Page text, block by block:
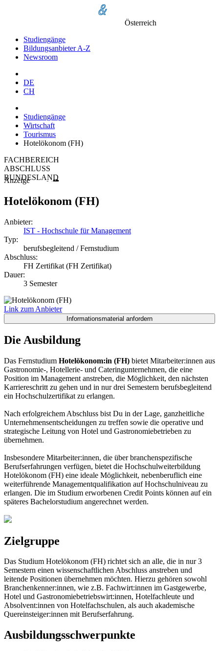
Österreich
Studiengänge
Bildungsanbieter A-Z
Newsroom
DE
CH
Studiengänge
Wirtschaft
Tourismus
Hotelökonom (FH)
FACHBEREICH
ABSCHLUSS
BUNDESLAND
Anzeige
Hotelökonom (FH)
Anbieter:
IST - Hochschule für Management
Typ:
berufsbegleitend / Fernstudium
Abschluss:
FH Zertifikat (FH Zertifikat)
Dauer:
3 Semester
Link zum Anbieter
Die Ausbildung
Das Fernstudium Hotelökonom:in (FH) bietet Mitarbeiter:innen aus
Gastronomie-, Hotellerie- und Cateringunternehmen, die eine
Position im Management anstreben, die Möglichkeit, den nächsten
Karriereschritt zu gehen und in nur drei Semestern berufsbegleitend
ein Hochschulzertifikat zu erlangen.
Nach erfolgreichem Abschluss bist Du in der Lage, ganzheitliche
Unternehmensentscheidungen zu treffen sowie die operative und
strategische Leitung von Hotel und Gastronomiebetrieben zu
übernehmen.
Insbesondere Mitarbeiter:innen, die über branchenspezifische
Berufserfahrungen verfügen, bietet die Hochschulweiterbildung
Hotelökonom (FH) eine ideale Möglichkeit, nebenberuflich eine
weiterführende Managementqualifikation auf Hochschulniveau zu
erlangen. Die im Studium erworbenen Credit Points können auf ein
späteres Bachelorstudium angerechnet werden.
Zielgruppe
Das Studium Hotelökonom (FH) richtet sich an alle, die in nur 3
Semestern einen wissenschaftlichen Abschluss anstreben und
leitende Positionen übernehmen möchten. Hierzu gehören sowohl
Branchenkenner:innen, wie z.B. Fachwirt:innen im Gastgewerbe,
Hotel und Gastronomiebetriebswirt:innen, Hotelfachleute und
Absolvent:innen von Hotelfachschulen, als auch akademische
Quereinsteiger:innen mit Berufserfahrung.
Ausbildungsschwerpunkte